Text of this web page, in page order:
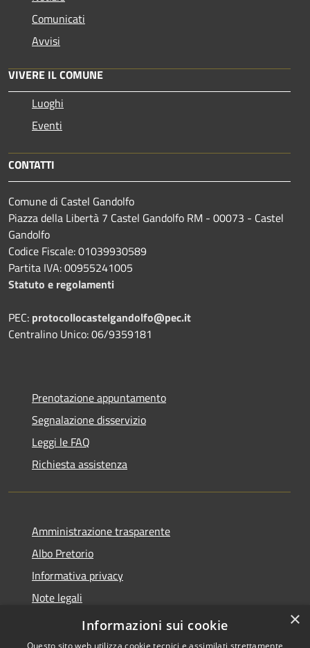
Comunicati
Avvisi
VIVERE IL COMUNE
Luoghi
Eventi
CONTATTI
Comune di Castel Gandolfo
Piazza della Libertà 7 Castel Gandolfo RM - 00073 - Castel
Gandolfo
Codice Fiscale: 01039930589
Partita IVA: 00955241005
Statuto e regolamenti
PEC: protocollocastelgandolfo@pec.it
Centralino Unico: 06/9359181
Prenotazione appuntamento
Segnalazione disservizio
Leggi le FAQ
Richiesta assistenza
Amministrazione trasparente
Albo Pretorio
Informativa privacy
Note legali
Dichiarazione di accessibilità
×
Informazioni sui cookie
Questo sito web utilizza cookie tecnici e assimilati strettamente